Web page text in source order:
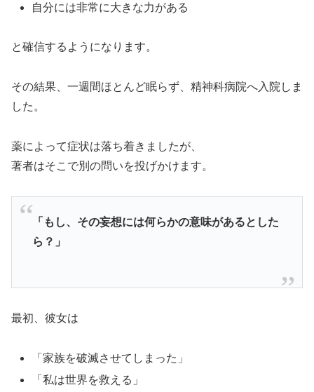
自分には非常に大きな力がある
と確信するようになります。
その結果、一週間ほとんど眠らず、精神科病院へ入院しま
した。
薬によって症状は落ち着きましたが、
著者はそこで別の問いを投げかけます。
「もし、その妄想には何らかの意味があるとした
ら？」
最初、彼女は
「家族を破滅させてしまった」
「私は世界を救える」